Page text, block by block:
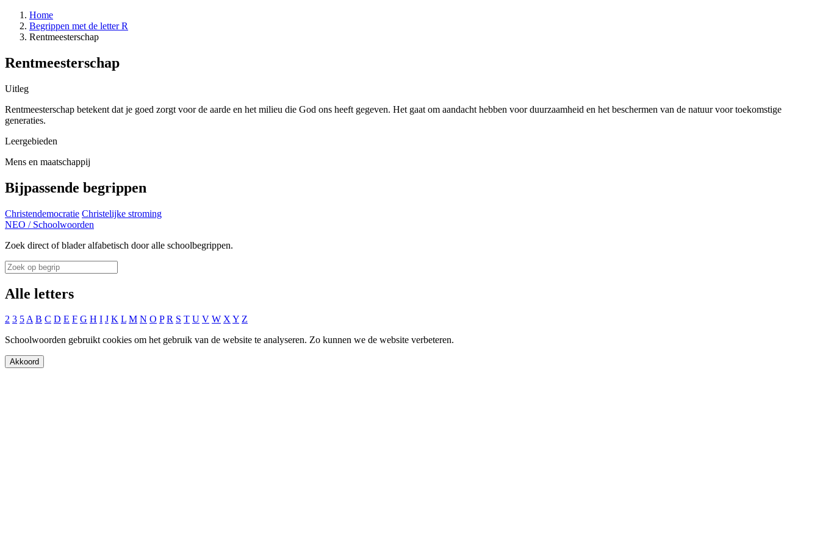
Home
Begrippen met de letter R
Rentmeesterschap
Rentmeesterschap
Uitleg
Rentmeesterschap betekent dat je goed zorgt voor de aarde en het milieu die God ons heeft gegeven. Het gaat om aandacht hebben voor duurzaamheid en het beschermen van de natuur voor toekomstige
generaties.
Leergebieden
Mens en maatschappij
Bijpassende begrippen
Christendemocratie Christelijke stroming
NEO / Schoolwoorden
Zoek direct of blader alfabetisch door alle schoolbegrippen.
Alle letters
2 3 5A B C D E F G H I J K L M N O P R S T U V W XY Z
Schoolwoorden gebruikt cookies om het gebruik van de website te analyseren. Zo kunnen we de website verbeteren.
Akkoord